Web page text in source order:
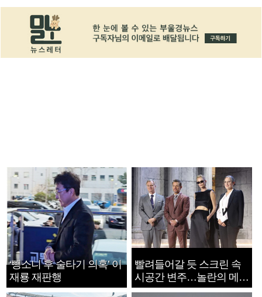
‘뺑소니 후 술타기 의혹’ 이
재룡 재판행
빨려들어갈 듯 스크린 속
시공간 변주…놀란의 메시
지는 ‘전쟁 속죄’